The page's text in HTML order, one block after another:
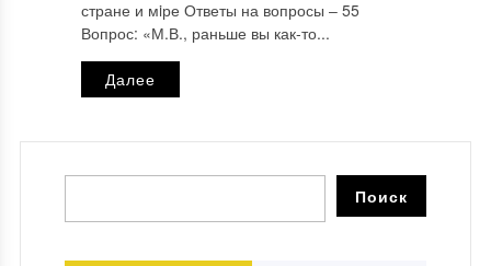
стране и мiре Ответы на вопросы ‒ 55
Вопрос: «М.В., раньше вы как-то...
Далее